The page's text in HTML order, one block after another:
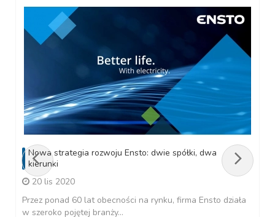
Nowa strategia rozwoju Ensto: dwie spółki, dwa
kierunki
20 lis 2020
Przez ponad 60 lat obecności na rynku, firma Ensto działa
w szeroko pojętej branży...